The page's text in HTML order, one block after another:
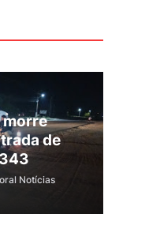
morre
de
Notícias